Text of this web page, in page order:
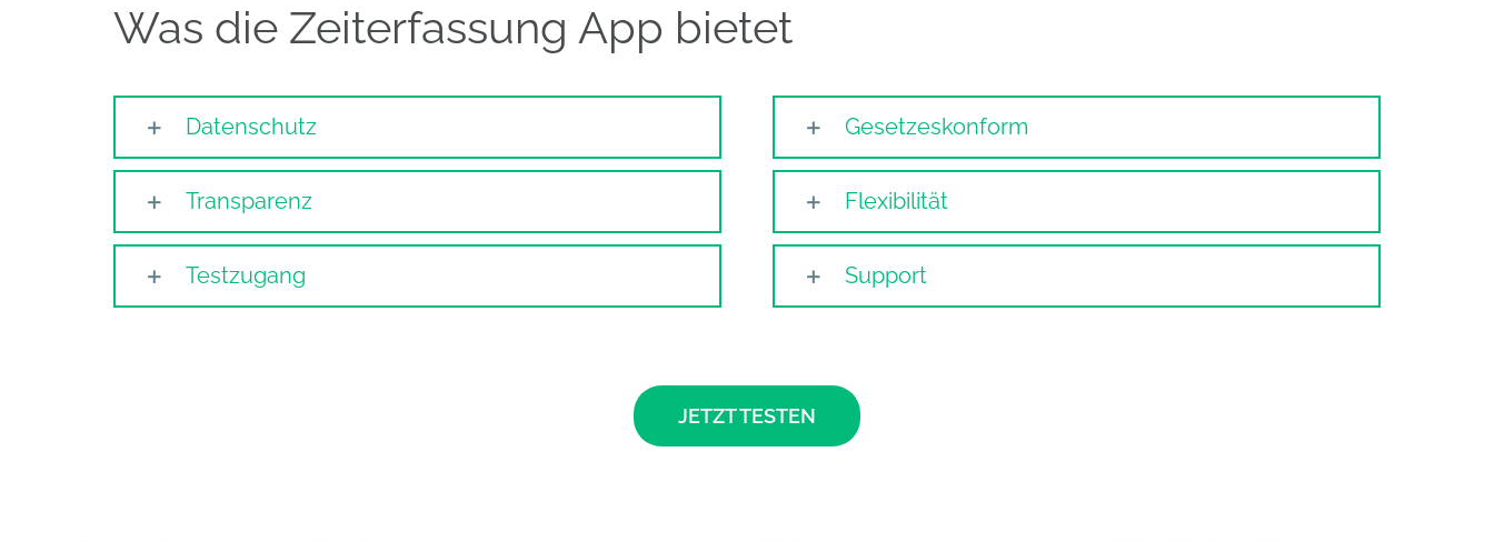
Was die Zeiterfassung App bietet
Datenschutz
Transparenz
Testzugang
Gesetzeskonform
Flexibilität
Support
JETZT TESTEN